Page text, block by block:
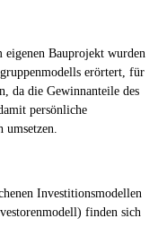
eigenen Bauprojekt wurden
erörtert, für
da die Gewinnanteile des
persönliche
umsetzen.
Investitionsmodellen
finden sich